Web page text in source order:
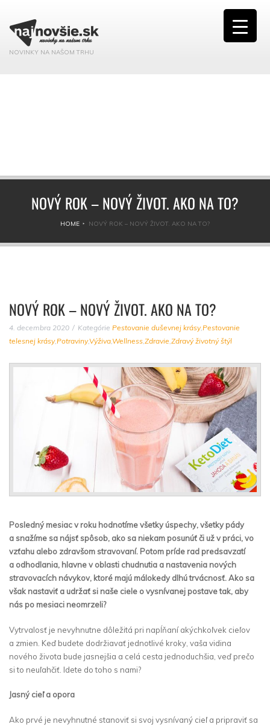
NOVINKY NA NAŠOM TRHU
NOVÝ ROK – NOVÝ ŽIVOT. AKO NA TO?
HOME NOVÝ ROK – NOVÝ ŽIVOT. AKO NA TO?
NOVÝ ROK – NOVÝ ŽIVOT. AKO NA TO?
4. decembra 2020 Kategórie Pestovanie duševnej krásy,Pestovanie
telesnej krásy,Potraviny,Výživa,Wellness,Zdravie,Zdravý životný štýl
Posledný mesiac v roku hodnotíme všetky úspechy, všetky pády
a snažíme sa nájsť spôsob, ako sa niekam posunúť či už v práci, vo
vzťahu alebo zdravšom stravovaní. Potom príde rad predsavzatí
a odhodlania, hlavne v oblasti chudnutia a nastavenia nových
stravovacích návykov, ktoré majú málokedy dlhú trvácnosť. Ako sa
však nastaviť a udržať si naše ciele o vysnívanej postave tak, aby
nás po mesiaci neomrzeli?
Vytrvalosť je nevyhnutne dôležitá pri napĺňaní akýchkoľvek cieľov
a zmien. Keď budete dodržiavať jednotlivé kroky, vaša vidina
nového života bude jasnejšia a celá cesta jednoduchšia, veď prečo
si to neuľahčiť. Idete do toho s nami?
Jasný cieľ a opora
Ako prvé je nevyhnutné stanoviť si svoj vysnívaný cieľ a pripraviť sa